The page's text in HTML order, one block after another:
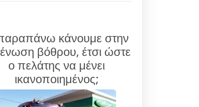
κάνουμε στην
βόθρου, έτσι ώστε
ο πελάτης να μένει
ικανοποιημένος;